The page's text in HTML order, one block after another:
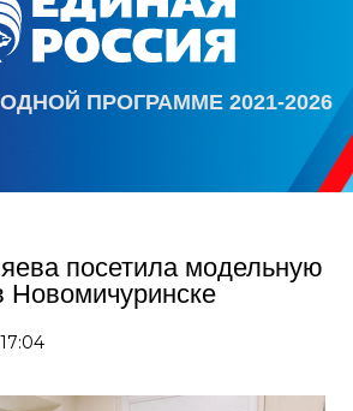
ПРОГРАММЕ 2021-2026
посетила модельную
Новомичуринске
17:04